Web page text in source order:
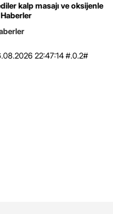
kalp masajı ve oksijenle
22:47:14 #.0.2#